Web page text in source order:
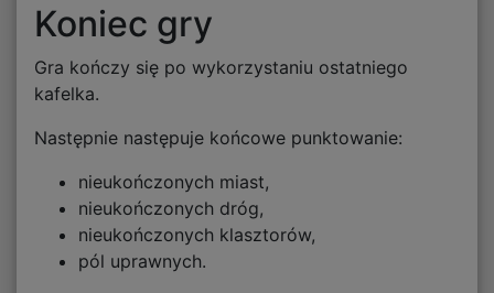
Koniec gry
Gra kończy się po wykorzystaniu ostatniego
kafelka.
Następnie następuje końcowe punktowanie:
nieukończonych miast,
nieukończonych dróg,
nieukończonych klasztorów,
pól uprawnych.